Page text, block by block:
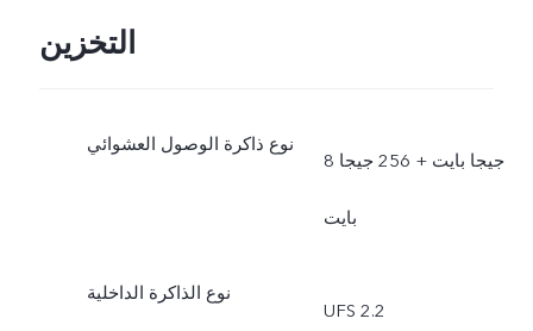
التخزين
نوع ذاكرة الوصول العشوائي
8 جيجا بايت + 256 جيجا
بايت
نوع الذاكرة الداخلية
UFS 2.2